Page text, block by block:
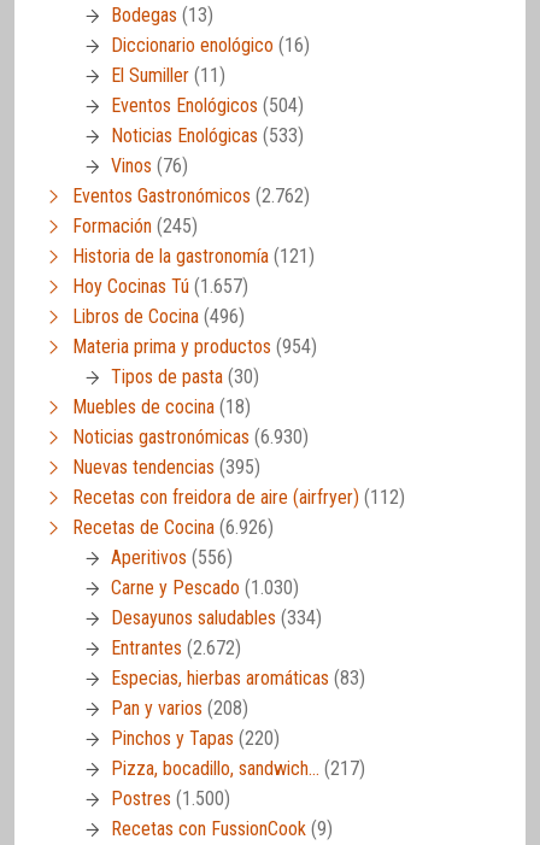
Bodegas (13)
Diccionario enológico (16)
El Sumiller (11)
Eventos Enológicos (504)
Noticias Enológicas (533)
Vinos (76)
Eventos Gastronómicos (2.762)
Formación (245)
Historia de la gastronomía (121)
Hoy Cocinas Tú (1.657)
Libros de Cocina (496)
Materia prima y productos (954)
Tipos de pasta (30)
Muebles de cocina (18)
Noticias gastronómicas (6.930)
Nuevas tendencias (395)
Recetas con freidora de aire (airfryer) (112)
Recetas de Cocina (6.926)
Aperitivos (556)
Carne y Pescado (1.030)
Desayunos saludables (334)
Entrantes (2.672)
Especias, hierbas aromáticas (83)
Pan y varios (208)
Pinchos y Tapas (220)
Pizza, bocadillo, sandwich… (217)
Postres (1.500)
Recetas con FussionCook (9)